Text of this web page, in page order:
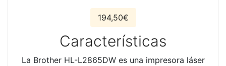
194,50€
Características
La Brother HL-L2865DW es una impresora láser